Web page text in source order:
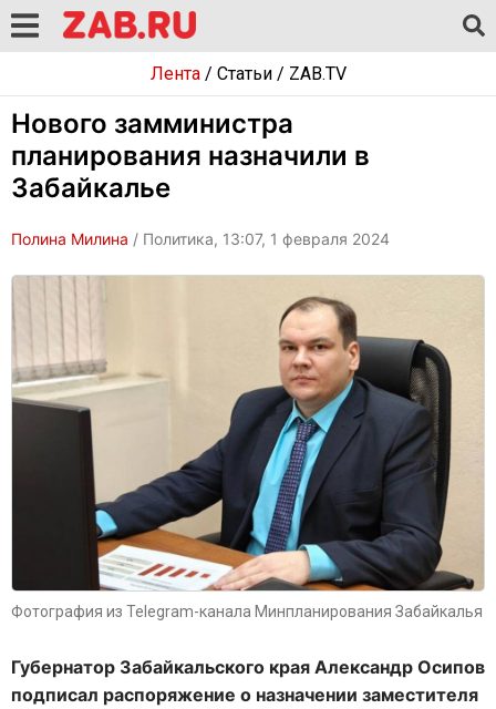
Лента/ Статьи/ ZAB.TV
Нового замминистра
планирования назначили в
Забайкалье
Полина Милина / Политика, 13:07, 1 февраля 2024
Фотография из Telegram-канала Минпланирования Забайкалья
Губернатор Забайкальского края Александр Осипов
подписал распоряжение о назначении заместителя